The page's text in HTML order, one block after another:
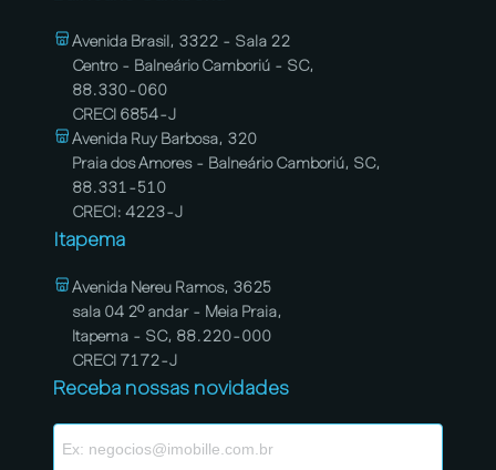
Avenida Brasil, 3322 - Sala 22
Centro - Balneário Camboriú - SC,
88.330-060
CRECI 6854-J
Avenida Ruy Barbosa, 320
Praia dos Amores - Balneário Camboriú, SC,
88.331-510
CRECI: 4223-J
Itapema
Avenida Nereu Ramos, 3625
sala 04 2º andar - Meia Praia,
Itapema - SC, 88.220-000
CRECI 7172-J
Receba nossas novidades